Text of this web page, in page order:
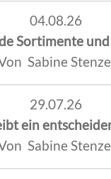
04.08.26
Sortimente
Sabine
29.07.26
ein
Sabine